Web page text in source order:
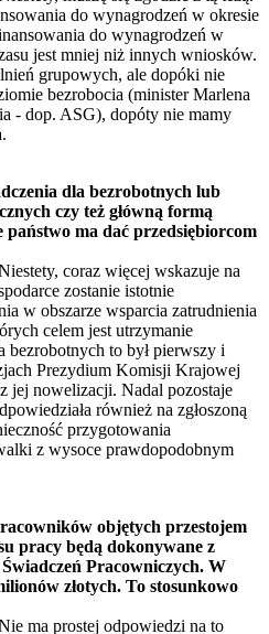
do wynagrodzeń w okresie
do wynagrodzeń w
jest mniej niż innych wniosków.
grupowych, ale dopóki nie
bezrobocia (minister Marlena
- dop. ASG), dopóty nie mamy
dla bezrobotnych lub
czy też główną formą
państwo ma dać przedsiębiorcom
coraz więcej wskazuje na
zostanie istotnie
w obszarze wsparcia zatrudnienia
celem jest utrzymanie
bezrobotnych to był pierwszy i
Prezydium Komisji Krajowej
jej nowelizacji. Nadal pozostaje
również na zgłoszoną
przygotowania
z wysoce prawdopodobnym
objętych przestojem
pracy będą dokonywane z
Pracowniczych. W
złotych. To stosunkowo
ma prostej odpowiedzi na to